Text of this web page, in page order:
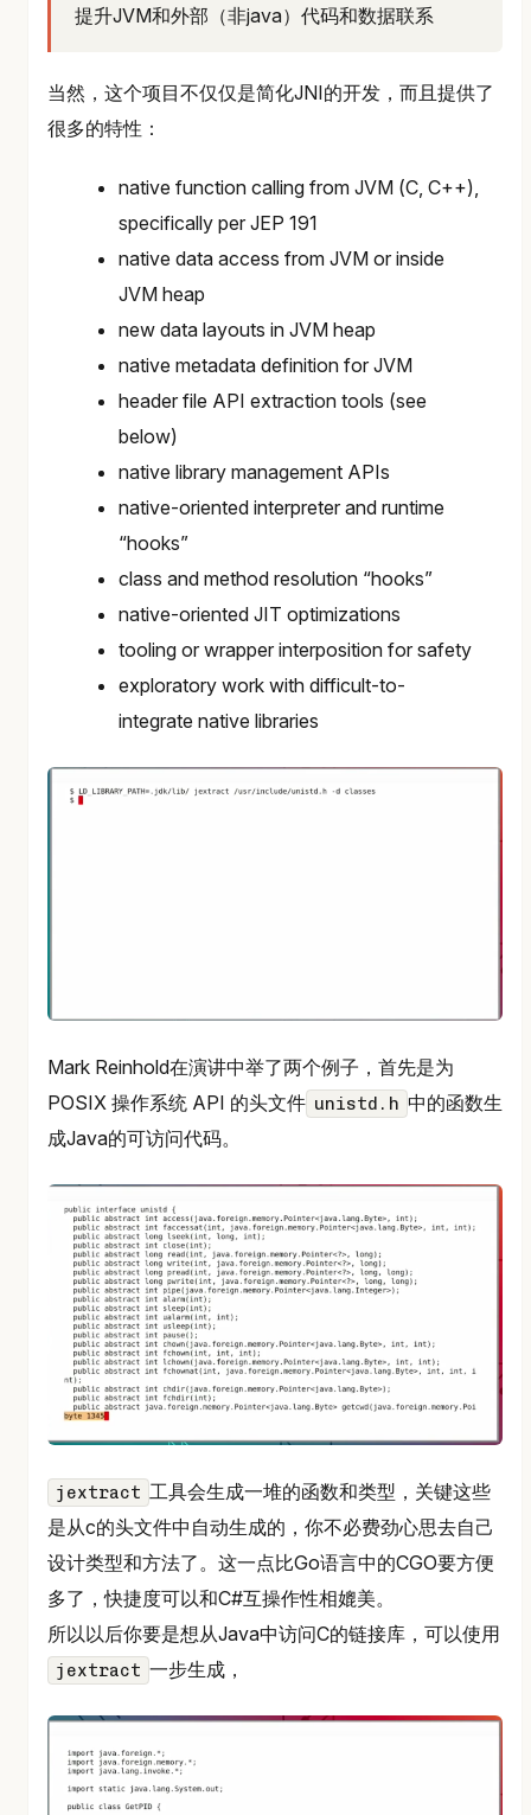
提升JVM和外部（非java）代码和数据联系
当然，这个项目不仅仅是简化JNI的开发，而且提供了
很多的特性：
native function calling from JVM (C, C++),
specifically per JEP 191
native data access from JVM or inside
JVM heap
new data layouts in JVM heap
native metadata definition for JVM
header file API extraction tools (see
below)
native library management APIs
native-oriented interpreter and runtime
“hooks”
class and method resolution “hooks”
native-oriented JIT optimizations
tooling or wrapper interposition for safety
exploratory work with difficult-to-
integrate native libraries
Mark Reinhold在演讲中举了两个例子，首先是为
POSIX 操作系统 API 的头文件 unistd.h 中的函数生
成Java的可访问代码。
jextract 工具会生成一堆的函数和类型，关键这些
是从c的头文件中自动生成的，你不必费劲心思去自己
设计类型和方法了。这一点比Go语言中的CGO要方便
多了，快捷度可以和C#互操作性相媲美。
所以以后你要是想从Java中访问C的链接库，可以使用
jextract 一步生成，